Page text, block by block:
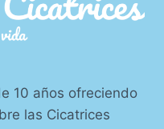
10 años ofreciendo
las Cicatrices